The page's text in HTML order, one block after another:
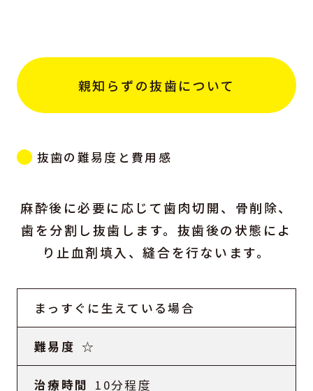
親知らずの抜歯について
抜歯の難易度と費用感
麻酔後に必要に応じて歯肉切開、骨削除、
歯を分割し抜歯します。抜歯後の状態によ
り止血剤填入、縫合を行ないます。
まっすぐに生えている場合
☆
10分程度